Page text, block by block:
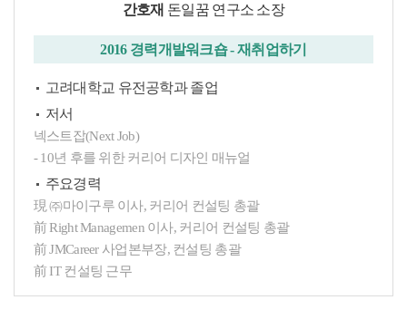
간호재 돈일꿈 연구소 소장
2016 경력개발워크숍 - 재취업하기
고려대학교 유전공학과 졸업
저서
넥스트잡(Next Job)
- 10년 후를 위한 커리어 디자인 매뉴얼
주요경력
現 ㈜마이구루 이사, 커리어 컨설팅 총괄
前 Right Managemen 이사, 커리어 컨설팅 총괄
前 JMCareer 사업본부장, 컨설팅 총괄
前 IT 컨설팅 근무